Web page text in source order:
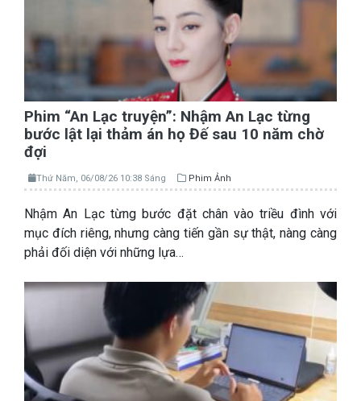
Phim “An Lạc truyện”: Nhậm An Lạc từng
bước lật lại thảm án họ Đế sau 10 năm chờ
đợi
Thứ Năm, 06/08/26 10:38 Sáng Phim Ảnh
Nhậm An Lạc từng bước đặt chân vào triều đình với
mục đích riêng, nhưng càng tiến gần sự thật, nàng càng
phải đối diện với những lựa…